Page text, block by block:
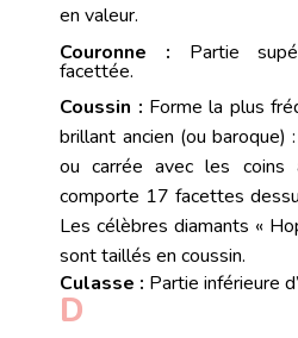
en valeur.
Couronne : Partie
facettée.
Coussin : Forme la plus
brillant ancien (ou baroque)
ou carrée avec les coins
comporte 17 facettes
Les célèbres diamants «
sont taillés en coussin.
Culasse : Partie inférieure
D